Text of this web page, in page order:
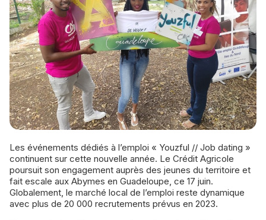
Les événements dédiés à l’emploi « Youzful // Job dating »
continuent sur cette nouvelle année. Le Crédit Agricole
poursuit son engagement auprès des jeunes du territoire et
fait escale aux Abymes en Guadeloupe, ce 17 juin.
Globalement, le marché local de l’emploi reste dynamique
avec plus de 20 000 recrutements prévus en 2023.